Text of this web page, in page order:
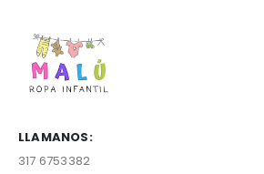
LLAMANOS:
317 6753382